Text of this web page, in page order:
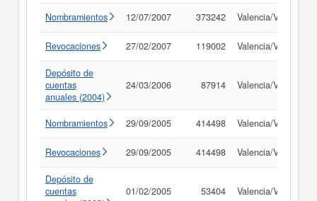
Nombramientos 12/07/2007 373242 Valencia/València
Revocaciones 27/02/2007 119002 Valencia/València
Depósito de
cuentas
anuales (2004)
24/03/2006 87914 Valencia/València
Nombramientos 29/09/2005 414498 Valencia/València
Revocaciones 29/09/2005 414498 Valencia/València
Depósito de
cuentas
01/02/2005 53404 Valencia/València